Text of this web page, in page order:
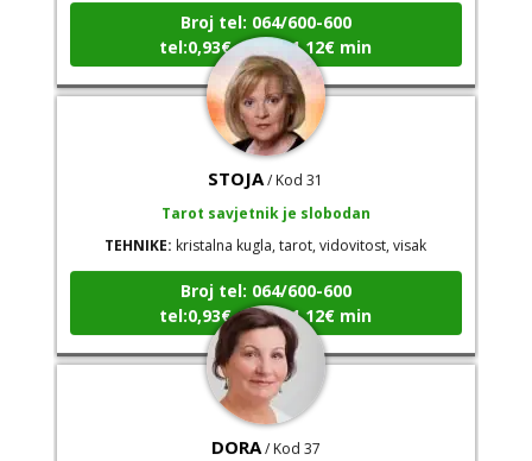
Broj tel: 064/600-600
tel:0,93€ - mob:1,12€ min
STOJA / Kod 31
Tarot savjetnik je slobodan
TEHNIKE: kristalna kugla, tarot, vidovitost, visak
Broj tel: 064/600-600
tel:0,93€ - mob:1,12€ min
DORA / Kod 37